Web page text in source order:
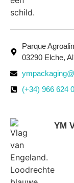
Parque
03290 Elche,
(+34) 966 624
YM